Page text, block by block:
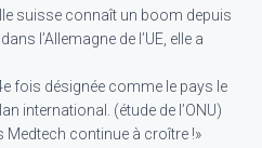
suisse connaît un boom depuis
l’Allemagne de l’UE, elle a
fois désignée comme le pays le
international. (étude de l’ONU)
Medtech continue à croître !»